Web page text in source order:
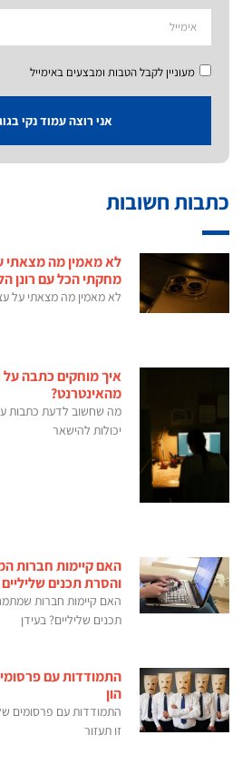
מעוניין לקבל הטבות ומבצעים באימייל
אני רוצה עמוד נקי
כתבות חשובות
לא מאמין מה מצאתי
מחקתי הכל עם רונן
לא מאמין מה מצאתי על
איך מוחקים כתבה על
מהאינטרנט?
מה שחשוב לדעת כתבות
יכולות להישאר
האם קיימות חברות
והסרת תכנים
האם קיימות חברות
תכנים שליליים? בעידן
התמודדות עם
הון
התמודדות עם פרסומים
זו תעזור